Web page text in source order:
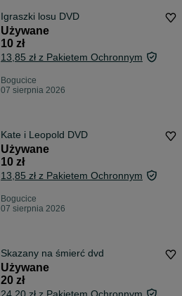
Igraszki losu DVD
Używane
10 zł
13,85 zł z Pakietem Ochronnym
Bogucice
07 sierpnia 2026
Kate i Leopold DVD
Używane
10 zł
13,85 zł z Pakietem Ochronnym
Bogucice
07 sierpnia 2026
Skazany na śmierć dvd
Używane
20 zł